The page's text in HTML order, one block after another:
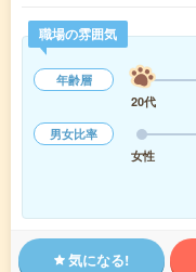
職場の雰囲気
年齢層
20代
男女比率
女性
気になる!